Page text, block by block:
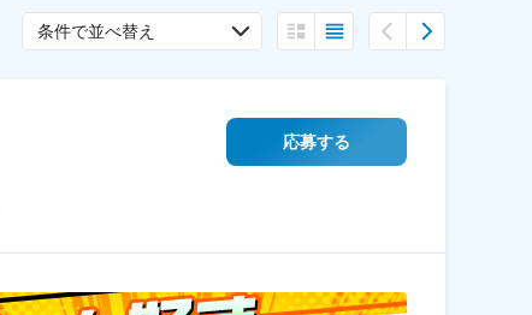
条件で並べ替え
応募する